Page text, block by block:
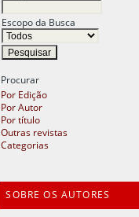
Escopo da Busca
Procurar
Por Edição
Por Autor
Por título
Outras revistas
Categorias
SOBRE OS AUTORES